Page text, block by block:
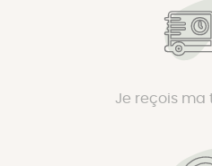
Je reçois ma